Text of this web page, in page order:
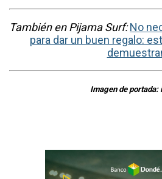
También en Pijama Surf:No
para dar un buen regalo:
Imagen de portada: